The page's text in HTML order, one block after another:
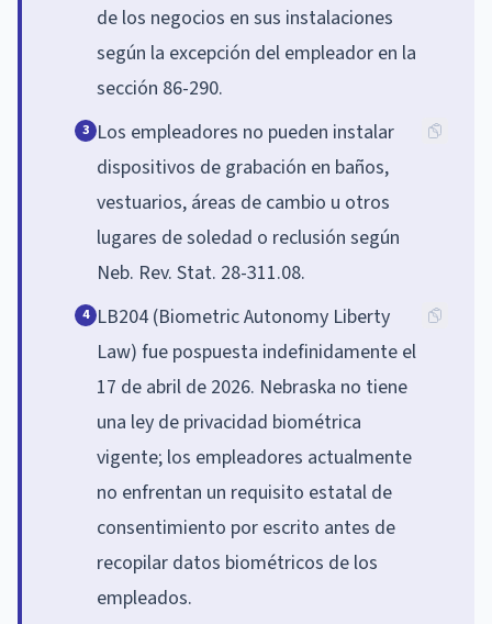
de los negocios en sus instalaciones
según la excepción del empleador en la
sección 86-290.
3 Los empleadores no pueden instalar
dispositivos de grabación en baños,
vestuarios, áreas de cambio u otros
lugares de soledad o reclusión según
Neb. Rev. Stat. 28-311.08.
4 LB204 (Biometric Autonomy Liberty
Law) fue pospuesta indefinidamente el
17 de abril de 2026. Nebraska no tiene
una ley de privacidad biométrica
vigente; los empleadores actualmente
no enfrentan un requisito estatal de
consentimiento por escrito antes de
recopilar datos biométricos de los
empleados.